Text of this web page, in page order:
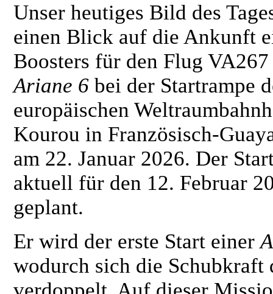
Unser heutiges Bild des
einen Blick auf die Ankunft
Boosters für den Flug
Ariane 6 bei der Startrampe
europäischen
Kourou in Französisch-
am 22. Januar 2026. Der
aktuell für den 12. Februar
geplant.
Er wird der erste Start einer
wodurch sich die Schubkraft